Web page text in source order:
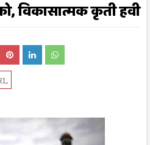
विकासात्मक कृती हवी